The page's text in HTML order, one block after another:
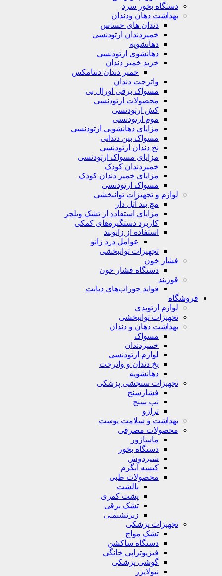
دستگاه‌ بخور سرد
بهداشت دهان ودندان
دندان های حساس
خمیردندان ارتودنسی
دهانشویه‌
دهانشوی ارتودنسی
خرید خمیر دندان
خمیر دندان دنتامکس
واترجت دندان
مسواک برقی اورال بی
محصولات ارتودنسی
کش ارتودنسی
موم ارتودنسی
مزایای دهانشویی ارتودنسی
مسواک بین دندانی
نخ دندان ارتودنسی
مزایای مسواک ارتودنسی
خمیردندان کودک
مزایای خمیر دندان کودک
مسواک ارتودنسی
لوازم و تجهیزات توانبخشی
مچ بند آتل دار
مزایای استفاده از تشک ویلچر
کاربرد دستگیره‌های کمکی
استفاده از زانوبند
عوامل درد زانو
تجهیزات توانبخشی
فشار خون
دستگاه فشار خون
قوزبند
فواید جوراب‌های دیابت
فروشگاه
لوازم ارتوپدی
تحهیزات توانبخشی
بهداشت دهان و دندان
مسواک
خمیردندان
لوازم ارتودنسی
نخ دندان و واترجت
دهانشویه
تجهیزات سنجشی پزشکی
فشارسنج
تب سنج
ترازو
بهداشت و سلامت پوست
محصولات مصرفی
ماساژور
دستگاه بخور
شیردوش
کیسه آبگرم
محصولات طبی
بالشت
پشت کمری
تشک برقی
زیرنشیمنی
تجهیزات پزشکی
تشک مواج
دستگاه ساکشن
فیزیوتراپی خانگی
گوشی پزشکی
نبولایزر